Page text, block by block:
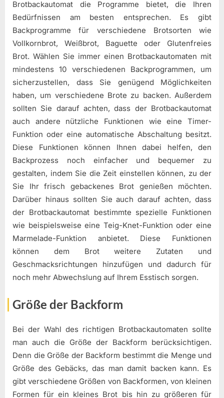
Brotbackautomat die Programme bietet, die Ihren
Bedürfnissen am besten entsprechen. Es gibt
Backprogramme für verschiedene Brotsorten wie
Vollkornbrot, Weißbrot, Baguette oder Glutenfreies
Brot. Wählen Sie immer einen Brotbackautomaten mit
mindestens 10 verschiedenen Backprogrammen, um
sicherzustellen, dass Sie genügend Möglichkeiten
haben, um verschiedene Brote zu backen. Außerdem
sollten Sie darauf achten, dass der Brotbackautomat
auch andere nützliche Funktionen wie eine Timer-
Funktion oder eine automatische Abschaltung besitzt.
Diese Funktionen können Ihnen dabei helfen, den
Backprozess noch einfacher und bequemer zu
gestalten, indem Sie die Zeit einstellen können, zu der
Sie Ihr frisch gebackenes Brot genießen möchten.
Darüber hinaus sollten Sie auch darauf achten, dass
der Brotbackautomat bestimmte spezielle Funktionen
wie beispielsweise eine Teig-Knet-Funktion oder eine
Marmelade-Funktion anbietet. Diese Funktionen
können dem Brot weitere Zutaten und
Geschmacksrichtungen hinzufügen und dadurch für
noch mehr Abwechslung auf Ihrem Esstisch sorgen.
Größe der Backform
Bei der Wahl des richtigen Brotbackautomaten sollte
man auch die Größe der Backform berücksichtigen.
Denn die Größe der Backform bestimmt die Menge und
Größe des Gebäcks, das man damit backen kann. Es
gibt verschiedene Größen von Backformen, von kleinen
Formen für ein kleines Brot bis hin zu größeren für